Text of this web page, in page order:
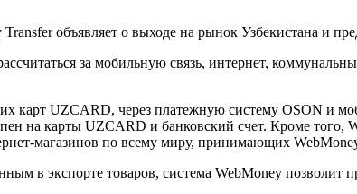
объявляет о выходе на рынок Узбекистана и
за мобильную связь, интернет,
карт UZCARD, через платежную систему OSON и
на карты UZCARD и банковский счет. Кроме
магазинов по всему миру, принимающих
в экспорте товаров, система WebMoney